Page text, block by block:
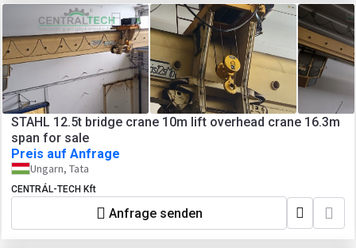
STAHL 12.5t bridge crane 10m lift overhead crane 16.3m
span for sale
Preis auf Anfrage
Ungarn, Tata
CENTRÁL-TECH Kft
Anfrage senden